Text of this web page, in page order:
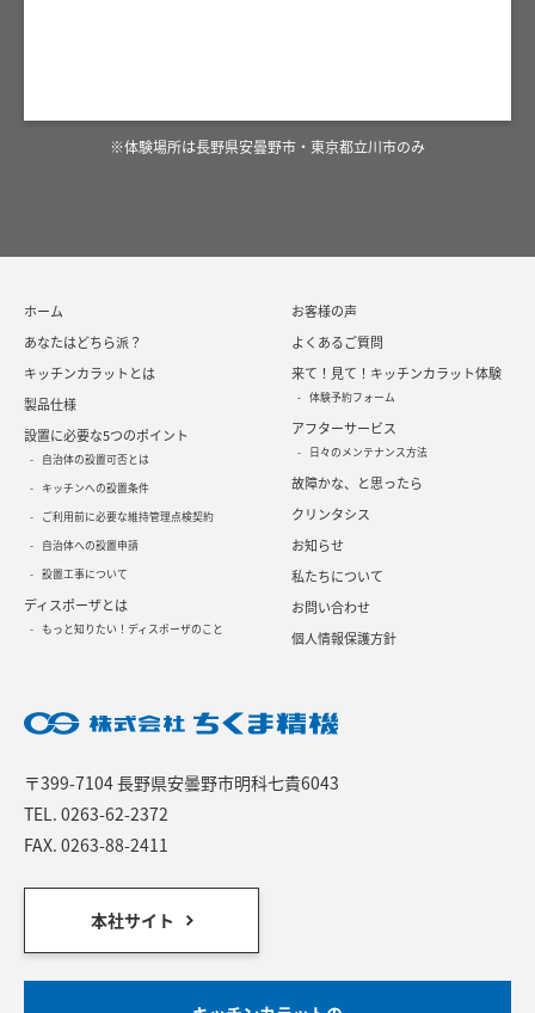
※体験場所は長野県安曇野市・東京都立川市のみ
ホーム
あなたはどちら派？
キッチンカラットとは
製品仕様
設置に必要な5つのポイント
自治体の設置可否とは
キッチンへの設置条件
ご利用前に必要な維持管理点検契約
自治体への設置申請
設置工事について
ディスポーザとは
もっと知りたい！ディスポーザのこと
お客様の声
よくあるご質問
来て！見て！キッチンカラット体験
体験予約フォーム
アフターサービス
日々のメンテナンス方法
故障かな、と思ったら
クリンタシス
お知らせ
私たちについて
お問い合わせ
個人情報保護方針
〒399-7104 長野県安曇野市明科七貴6043
TEL. 0263-62-2372
FAX. 0263-88-2411
本社サイト